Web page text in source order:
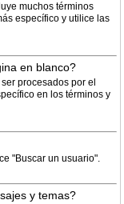
muchos términos
específico y utilice las
en blanco?
procesados por el
en los términos y
"Buscar un usuario".
y temas?